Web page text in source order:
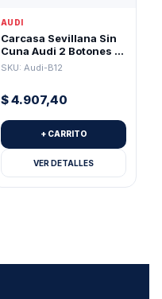
AUDI
Carcasa Sevillana Sin
Cuna Audi 2 Botones +
Pánico Para Pila 2032
SKU: Audi-B12
$4.907,40
+ CARRITO
VER DETALLES